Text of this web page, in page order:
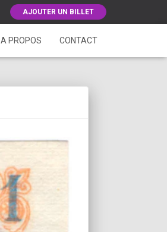
AJOUTER UN BILLET
A PROPOS CONTACT